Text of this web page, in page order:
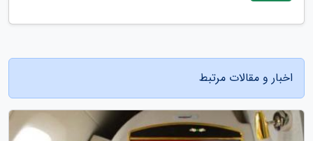
اخبار و مقالات مرتبط